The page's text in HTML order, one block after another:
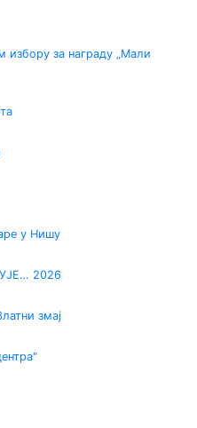
избору за награду „Мали
у Нишу
2026
змај